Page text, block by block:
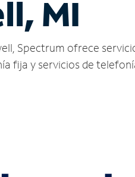
MI
Spectrum ofrece
fija y servicios de